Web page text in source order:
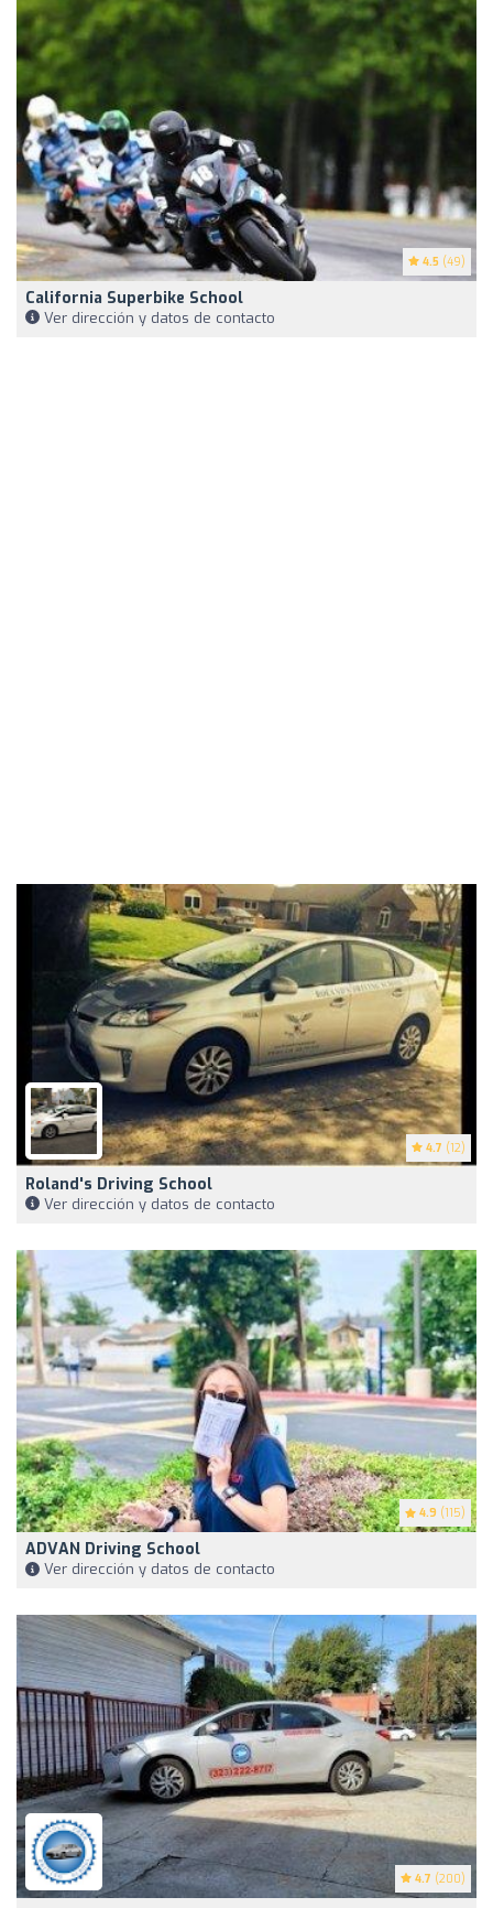
4.5 (49)
California Superbike School
Ver dirección y datos de contacto
4.7 (12)
Roland's Driving School
Ver dirección y datos de contacto
4.9 (115)
ADVAN Driving School
Ver dirección y datos de contacto
4.7 (200)